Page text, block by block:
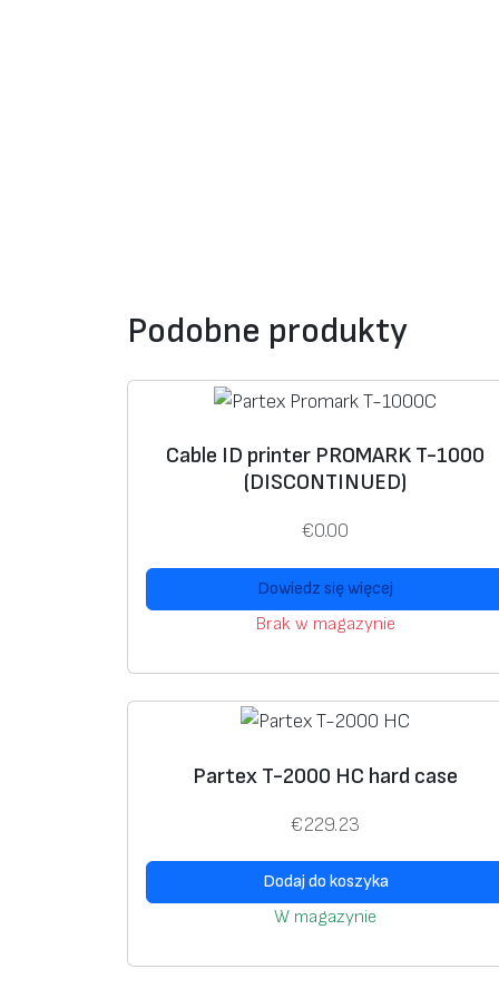
Podobne produkty
Cable ID printer PROMARK T-1000
(DISCONTINUED)
€0.00
Dowiedz się więcej
Brak w magazynie
Partex T-2000 HC hard case
€229.23
Dodaj do koszyka
W magazynie